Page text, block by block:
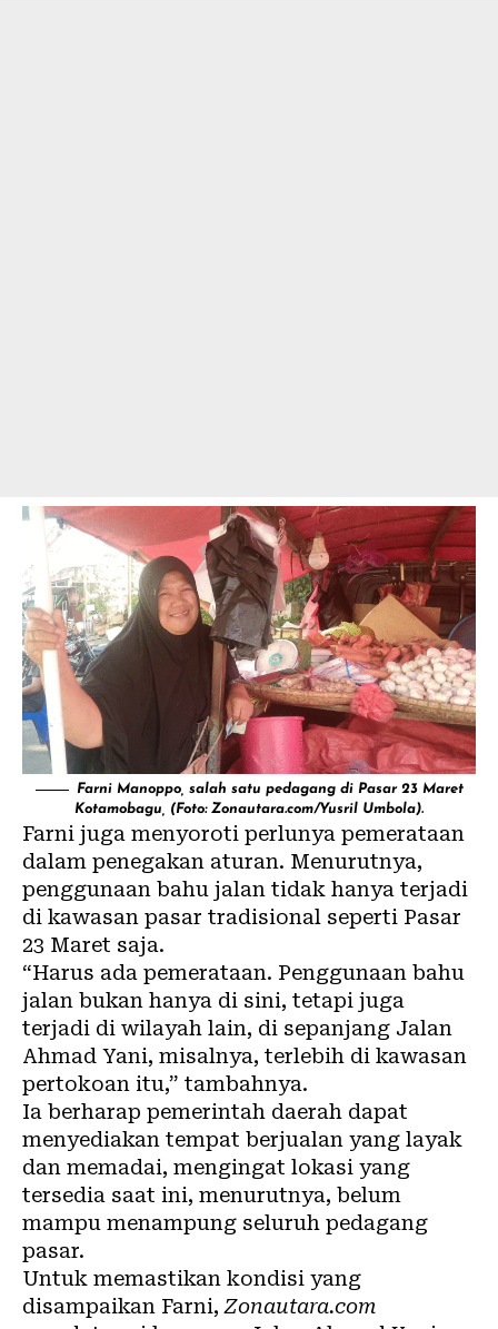
Farni Manoppo, salah satu pedagang di Pasar 23 Maret
Kotamobagu, (Foto: Zonautara.com/Yusril Umbola).
Farni juga menyoroti perlunya pemerataan
dalam penegakan aturan. Menurutnya,
penggunaan bahu jalan tidak hanya terjadi
di kawasan pasar tradisional seperti Pasar
23 Maret saja.
“Harus ada pemerataan. Penggunaan bahu
jalan bukan hanya di sini, tetapi juga
terjadi di wilayah lain, di sepanjang Jalan
Ahmad Yani, misalnya, terlebih di kawasan
pertokoan itu,” tambahnya.
Ia berharap pemerintah daerah dapat
menyediakan tempat berjualan yang layak
dan memadai, mengingat lokasi yang
tersedia saat ini, menurutnya, belum
mampu menampung seluruh pedagang
pasar.
Untuk memastikan kondisi yang
disampaikan Farni,Zonautara.com